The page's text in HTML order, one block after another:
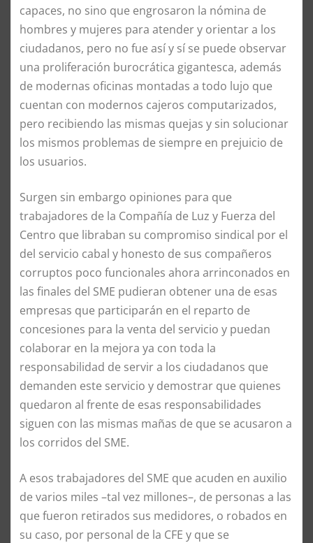
capaces, no sino que engrosaron la nómina de
hombres y mujeres para atender y orientar a los
ciudadanos, pero no fue así y sí se puede observar
una proliferación burocrática gigantesca, además
de modernas oficinas montadas a todo lujo que
cuentan con modernos cajeros computarizados,
pero recibiendo las mismas quejas y sin solucionar
los mismos problemas de siempre en prejuicio de
los usuarios.
Surgen sin embargo opiniones para que
trabajadores de la Compañía de Luz y Fuerza del
Centro que libraban su compromiso sindical por el
del servicio cabal y honesto de sus compañeros
corruptos poco funcionales ahora arrinconados en
las finales del SME pudieran obtener una de esas
empresas que participarán en el reparto de
concesiones para la venta del servicio y puedan
colaborar en la mejora ya con toda la
responsabilidad de servir a los ciudadanos que
demanden este servicio y demostrar que quienes
quedaron al frente de esas responsabilidades
siguen con las mismas mañas de que se acusaron a
los corridos del SME.
A esos trabajadores del SME que acuden en auxilio
de varios miles –tal vez millones–, de personas a las
que fueron retirados sus medidores, o robados en
su caso, por personal de la CFE y que se